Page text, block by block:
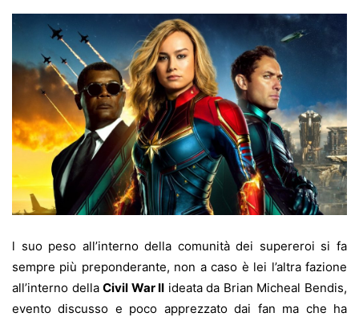
l suo peso all’interno della comunità dei supereroi si fa
sempre più preponderante, non a caso è lei l’altra fazione
all’interno dellaCivil War II ideata da Brian Micheal Bendis,
evento discusso e poco apprezzato dai fan ma che ha